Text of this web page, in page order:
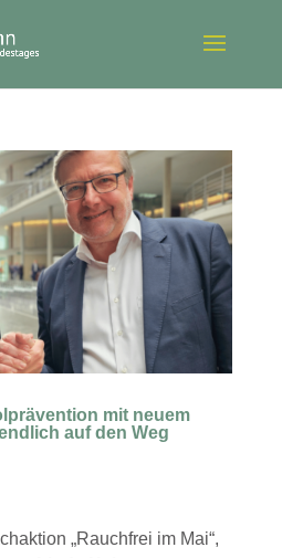
mit neuem
auf den Weg
„Rauchfrei im Mai“,